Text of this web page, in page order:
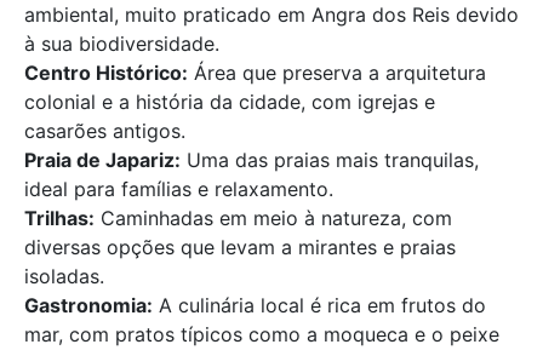
ambiental, muito praticado em Angra dos Reis devido
à sua biodiversidade.
Centro Histórico: Área que preserva a arquitetura
colonial e a história da cidade, com igrejas e
casarões antigos.
Praia de Japariz: Uma das praias mais tranquilas,
ideal para famílias e relaxamento.
Trilhas: Caminhadas em meio à natureza, com
diversas opções que levam a mirantes e praias
isoladas.
Gastronomia: A culinária local é rica em frutos do
mar, com pratos típicos como a moqueca e o peixe